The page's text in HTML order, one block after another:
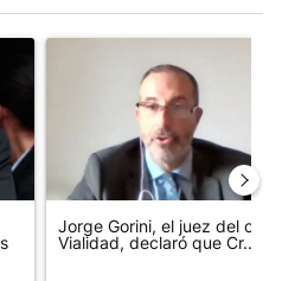
con más comentarios en los
el título "El fiscal intimó a
Un artículo de tendencia con
Jorge Gorini, el juez del caso
Vialidad, declaró que Cr...